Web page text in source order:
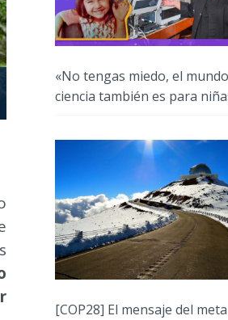
«No tengas miedo, el
ciencia también es para
[COP28] El mensaje del